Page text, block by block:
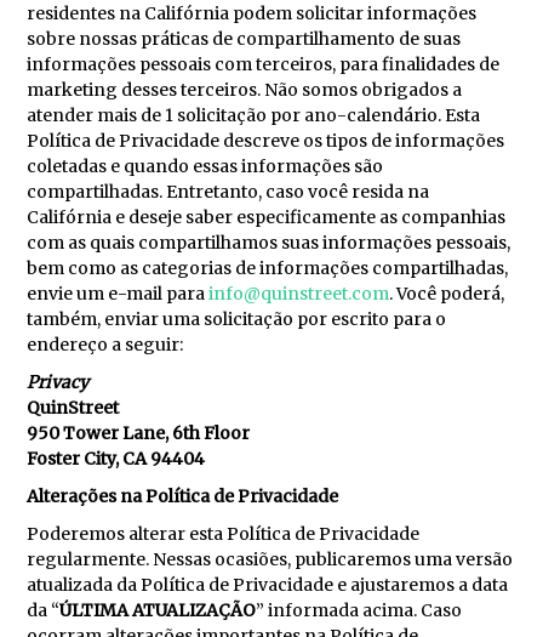
residentes na Califórnia podem solicitar informações
sobre nossas práticas de compartilhamento de suas
informações pessoais com terceiros, para finalidades de
marketing desses terceiros. Não somos obrigados a
atender mais de 1 solicitação por ano-calendário. Esta
Política de Privacidade descreve os tipos de informações
coletadas e quando essas informações são
compartilhadas. Entretanto, caso você resida na
Califórnia e deseje saber especificamente as companhias
com as quais compartilhamos suas informações pessoais,
bem como as categorias de informações compartilhadas,
envie um e-mail parainfo@quinstreet.com. Você poderá,
também, enviar uma solicitação por escrito para o
endereço a seguir:
Privacy
QuinStreet
950 Tower Lane, 6th Floor
Foster City, CA 94404
Alterações na Política de Privacidade
Poderemos alterar esta Política de Privacidade
regularmente. Nessas ocasiões, publicaremos uma versão
atualizada da Política de Privacidade e ajustaremos a data
da “ÚLTIMA ATUALIZAÇÃO” informada acima. Caso